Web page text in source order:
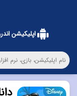
اپلیکیشن